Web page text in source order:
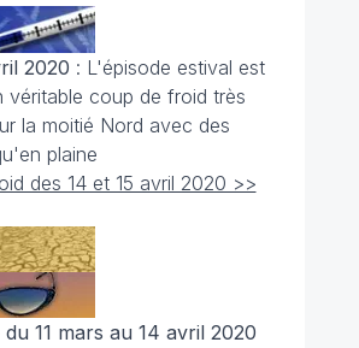
2020 : L'épisode estival est
véritable coup de froid très
la moitié Nord avec des
plaine
des 14 et 15 avril 2020 >>
11 mars au 14 avril 2020